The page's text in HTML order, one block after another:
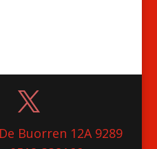
Buorren 12A 9289